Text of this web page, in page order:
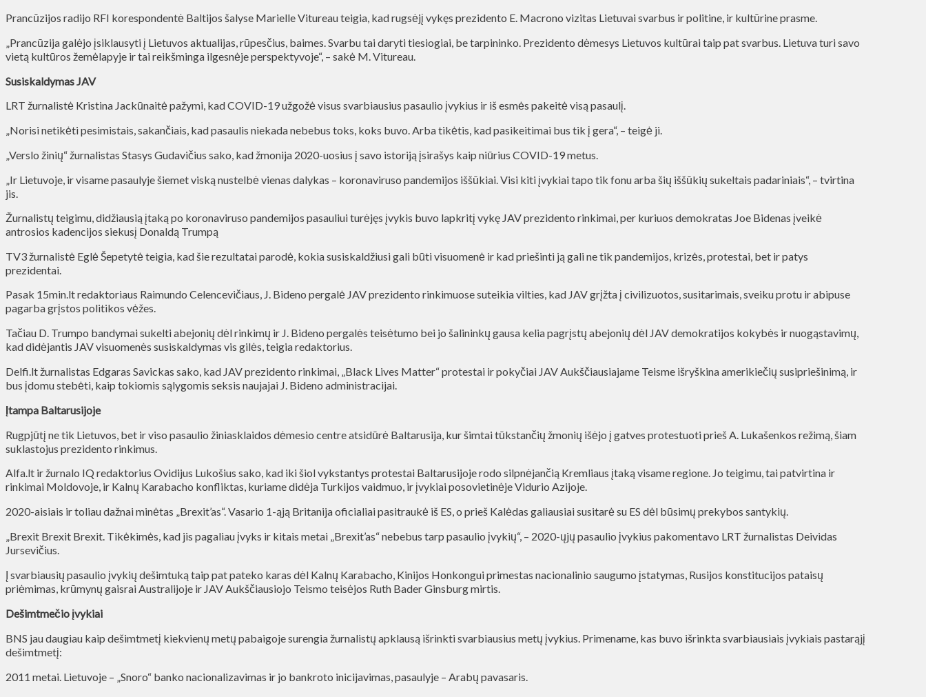
Prancūzijos radijo RFI korespondentė Baltijos šalyse Marielle Vitureau teigia, kad rugsėjį vykęs prezidento E. Macrono vizitas Lietuvai svarbus ir politine, ir kultūrine prasme.
„Prancūzija galėjo įsiklausyti į Lietuvos aktualijas, rūpesčius, baimes. Svarbu tai daryti tiesiogiai, be tarpininko. Prezidento dėmesys Lietuvos kultūrai taip pat svarbus. Lietuva turi savo
vietą kultūros žemėlapyje ir tai reikšminga ilgesnėje perspektyvoje“, – sakė M. Vitureau.
Susiskaldymas JAV
LRT žurnalistė Kristina Jackūnaitė pažymi, kad COVID-19 užgožė visus svarbiausius pasaulio įvykius ir iš esmės pakeitė visą pasaulį.
„Norisi netikėti pesimistais, sakančiais, kad pasaulis niekada nebebus toks, koks buvo. Arba tikėtis, kad pasikeitimai bus tik į gera“, – teigė ji.
„Verslo žinių“ žurnalistas Stasys Gudavičius sako, kad žmonija 2020-uosius į savo istoriją įsirašys kaip niūrius COVID-19 metus.
„Ir Lietuvoje, ir visame pasaulyje šiemet viską nustelbė vienas dalykas – koronaviruso pandemijos iššūkiai. Visi kiti įvykiai tapo tik fonu arba šių iššūkių sukeltais padariniais“, – tvirtina
jis.
Žurnalistų teigimu, didžiausią įtaką po koronaviruso pandemijos pasauliui turėjęs įvykis buvo lapkritį vykę JAV prezidento rinkimai, per kuriuos demokratas Joe Bidenas įveikė
antrosios kadencijos siekusį Donaldą Trumpą
TV3 žurnalistė Eglė Šepetytė teigia, kad šie rezultatai parodė, kokia susiskaldžiusi gali būti visuomenė ir kad priešinti ją gali ne tik pandemijos, krizės, protestai, bet ir patys
prezidentai.
Pasak 15min.lt redaktoriaus Raimundo Celencevičiaus, J. Bideno pergalė JAV prezidento rinkimuose suteikia vilties, kad JAV grįžta į civilizuotos, susitarimais, sveiku protu ir abipuse
pagarba grįstos politikos vėžes.
Tačiau D. Trumpo bandymai sukelti abejonių dėl rinkimų ir J. Bideno pergalės teisėtumo bei jo šalininkų gausa kelia pagrįstų abejonių dėl JAV demokratijos kokybės ir nuogąstavimų,
kad didėjantis JAV visuomenės susiskaldymas vis gilės, teigia redaktorius.
Delfi.lt žurnalistas Edgaras Savickas sako, kad JAV prezidento rinkimai, „Black Lives Matter“ protestai ir pokyčiai JAV Aukščiausiajame Teisme išryškina amerikiečių susipriešinimą, ir
bus įdomu stebėti, kaip tokiomis sąlygomis seksis naujajai J. Bideno administracijai.
Įtampa Baltarusijoje
Rugpjūtį ne tik Lietuvos, bet ir viso pasaulio žiniasklaidos dėmesio centre atsidūrė Baltarusija, kur šimtai tūkstančių žmonių išėjo į gatves protestuoti prieš A. Lukašenkos režimą, šiam
suklastojus prezidento rinkimus.
Alfa.lt ir žurnalo IQ redaktorius Ovidijus Lukošius sako, kad iki šiol vykstantys protestai Baltarusijoje rodo silpnėjančią Kremliaus įtaką visame regione. Jo teigimu, tai patvirtina ir
rinkimai Moldovoje, ir Kalnų Karabacho konfliktas, kuriame didėja Turkijos vaidmuo, ir įvykiai posovietinėje Vidurio Azijoje.
2020-aisiais ir toliau dažnai minėtas „Brexit’as“. Vasario 1-ąją Britanija oficialiai pasitraukė iš ES, o prieš Kalėdas galiausiai susitarė su ES dėl būsimų prekybos santykių.
„Brexit Brexit Brexit. Tikėkimės, kad jis pagaliau įvyks ir kitais metai „Brexit’as“ nebebus tarp pasaulio įvykių“, – 2020-ųjų pasaulio įvykius pakomentavo LRT žurnalistas Deividas
Jursevičius.
Į svarbiausių pasaulio įvykių dešimtuką taip pat pateko karas dėl Kalnų Karabacho, Kinijos Honkongui primestas nacionalinio saugumo įstatymas, Rusijos konstitucijos pataisų
priėmimas, krūmynų gaisrai Australijoje ir JAV Aukščiausiojo Teismo teisėjos Ruth Bader Ginsburg mirtis.
Dešimtmečio įvykiai
BNS jau daugiau kaip dešimtmetį kiekvienų metų pabaigoje surengia žurnalistų apklausą išrinkti svarbiausius metų įvykius. Primename, kas buvo išrinkta svarbiausiais įvykiais pastarąjį
dešimtmetį:
2011 metai. Lietuvoje – „Snoro“ banko nacionalizavimas ir jo bankroto inicijavimas, pasaulyje – Arabų pavasaris.